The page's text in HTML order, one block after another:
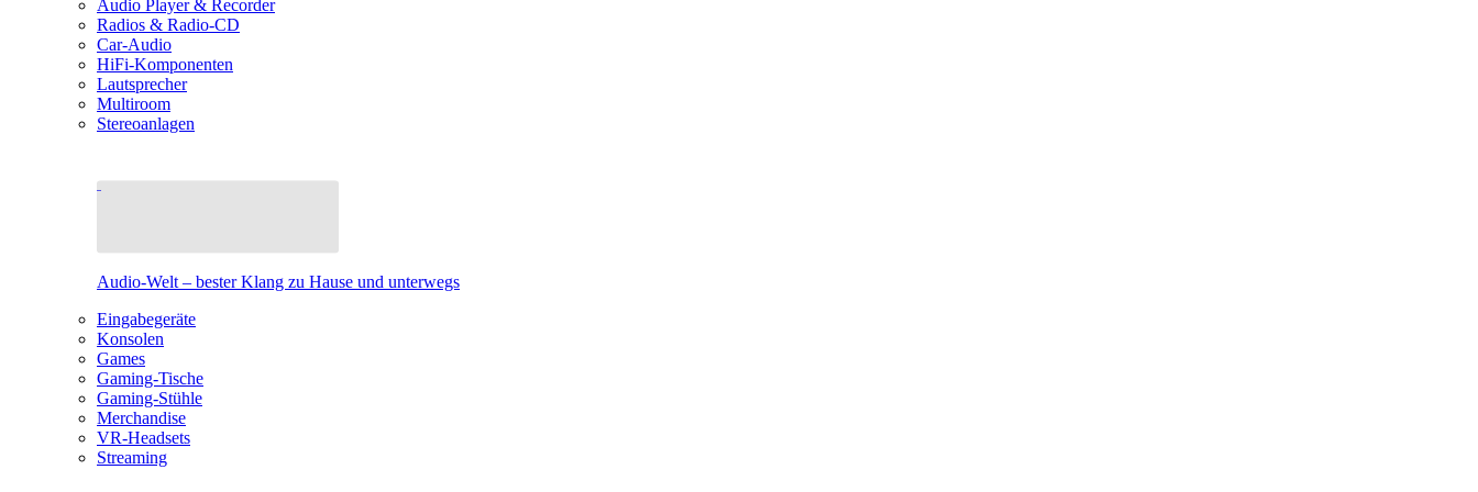
Audio Player & Recorder
Radios & Radio-CD
Car-Audio
HiFi-Komponenten
Lautsprecher
Multiroom
Stereoanlagen
Audio-Welt – bester Klang zu Hause und unterwegs
Eingabegeräte
Konsolen
Games
Gaming-Tische
Gaming-Stühle
Merchandise
VR-Headsets
Streaming